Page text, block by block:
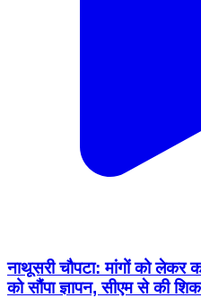
नाथूसरी चौपटा: मांगों को लेकर
को सौंपा ज्ञापन, सीएम से की